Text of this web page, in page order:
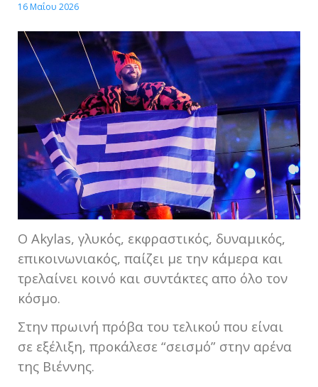
16 Μαΐου 2026
Ο Akylas, γλυκός, εκφραστικός, δυναμικός,
επικοινωνιακός, παίζει με την κάμερα και
τρελαίνει κοινό και συντάκτες απο όλο τον
κόσμο.
Στην πρωινή πρόβα του τελικού που είναι
σε εξέλιξη, προκάλεσε “σεισμό” στην αρένα
της Βιέννης.